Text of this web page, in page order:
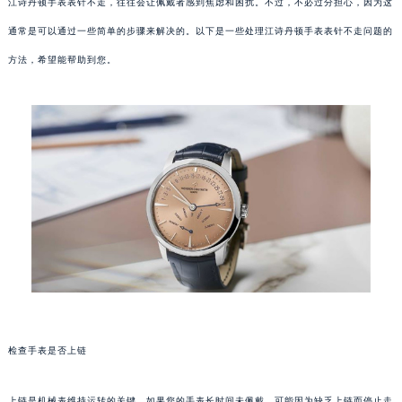
江诗丹顿手表表针不走，往往会让佩戴者感到焦虑和困扰。不过，不必过分担心，因为这
通常是可以通过一些简单的步骤来解决的。以下是一些处理江诗丹顿手表表针不走问题的
方法，希望能帮助到您。
检查手表是否上链